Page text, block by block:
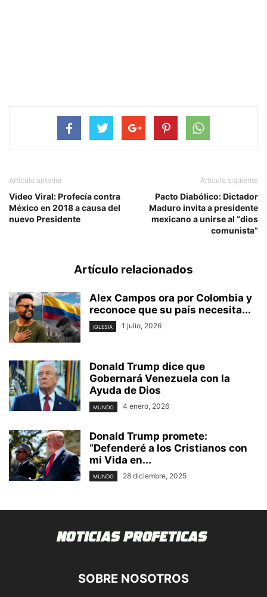
Artículo anterior
Video Viral: Profecía contra
México en 2018 a causa del
nuevo Presidente
Artículo siguiente
Pacto Diabólico: Dictador
Maduro invita a presidente
mexicano a unirse al “dios
comunista”
Artículo relacionados
Alex Campos ora por Colombia y
reconoce que su país necesita...
IGLESIA 1 julio, 2026
Donald Trump dice que
Gobernará Venezuela con la
Ayuda de Dios
MUNDO 4 enero, 2026
Donald Trump promete:
“Defenderé a los Cristianos con
mi Vida en...
MUNDO 28 diciembre, 2025
SOBRE NOSOTROS